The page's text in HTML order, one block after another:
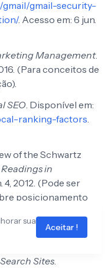
gmail-security-
. Acesso em: 6 jun.
Management.
(Para conceitos de
SEO . Disponível em:
ranking-factors
of the Schwartz
in
4, 2012. (Pode ser
posicionamento
Marketing
Sites
sua
Aceitar !